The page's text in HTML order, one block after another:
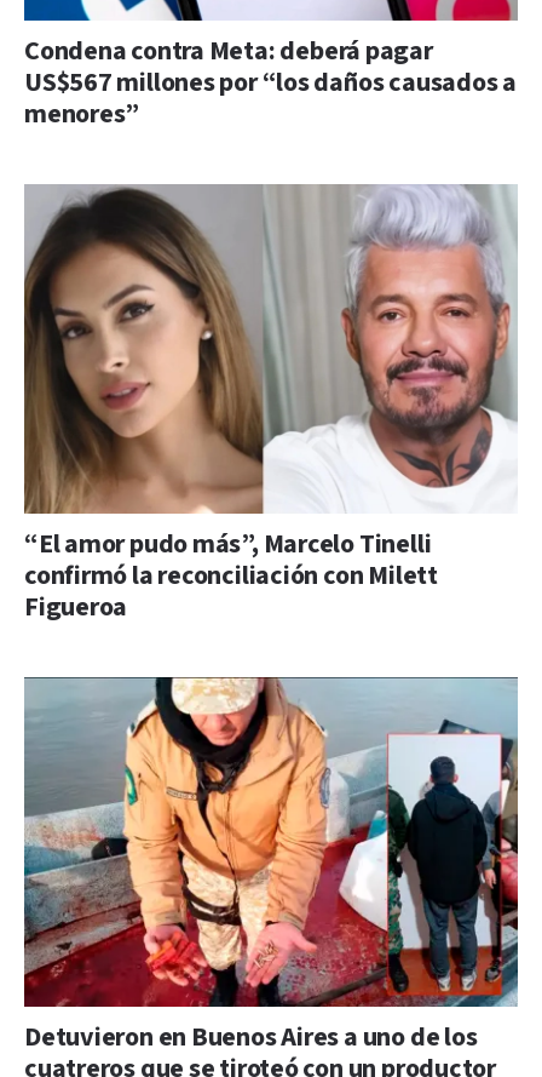
Condena contra Meta: deberá pagar
US$567 millones por “los daños causados a
menores”
“El amor pudo más”, Marcelo Tinelli
confirmó la reconciliación con Milett
Figueroa
Detuvieron en Buenos Aires a uno de los
cuatreros que se tiroteó con un productor